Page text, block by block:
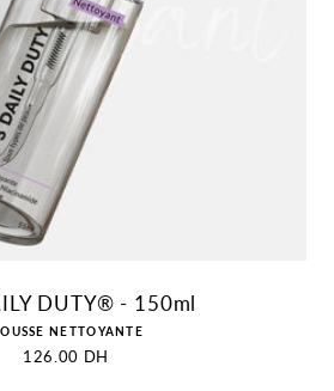
AU PANIER
DUTY® - 150ml
Distributeur :
NETTOYANTE
Prix
126.00 DH